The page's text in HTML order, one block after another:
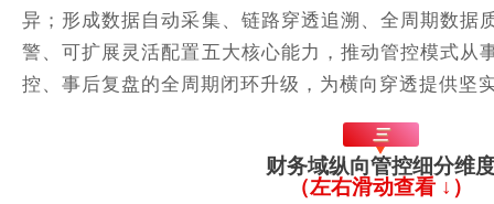
异；形成数据自动采集、链路穿透追溯、全周期数据
警、可扩展灵活配置五大核心能力，推动管控模式从
控、事后复盘的全周期闭环升级，为横向穿透提供坚
三
财务域纵向管控细分维
（左右滑动查看 ↓）